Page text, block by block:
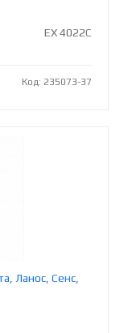
EX 4022C
Код: 235073-37
Ланос, Сенс,